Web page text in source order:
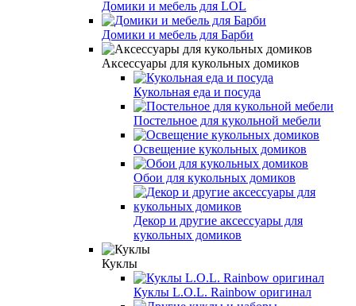
Домики и мебель для LOL
Домики и мебель для Барби
Аксессуары для кукольных домиков
Кукольная еда и посуда
Постельное для кукольной мебели
Освещение кукольных домиков
Обои для кукольных домиков
Декор и другие аксессуары для
кукольных домиков
Куклы
Куклы L.O.L. Rainbow оригинал